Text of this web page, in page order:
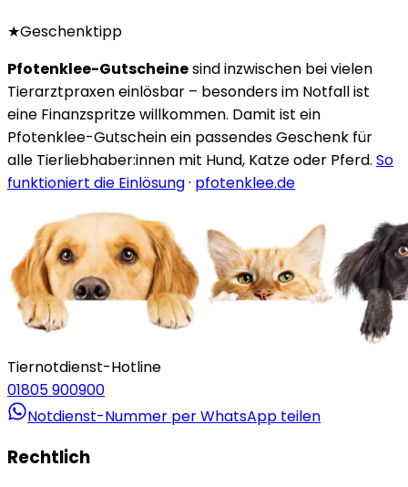
★Geschenktipp
Pfotenklee-Gutscheinesind inzwischen bei vielen
Tierarztpraxen einlösbar – besonders im Notfall ist
eine Finanzspritze willkommen. Damit ist ein
Pfotenklee-Gutschein ein passendes Geschenk für
alle Tierliebhaber:innen mit Hund, Katze oder Pferd. So
funktioniert die Einlösung· pfotenklee.de
Tiernotdienst-Hotline
01805 900900
Notdienst-Nummer per WhatsApp teilen
Rechtlich